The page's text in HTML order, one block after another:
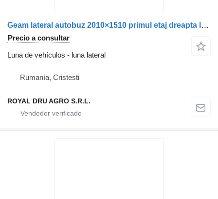
Geam lateral autobuz 2010×1510 primul etaj dreapta luna lateral para Scania 8100141 camión
Precio a consultar
Luna de vehículos - luna lateral
Rumanía, Cristesti
ROYAL DRU AGRO S.R.L.